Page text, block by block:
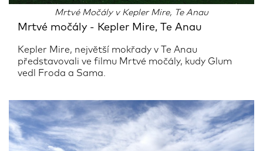
Mrtvé Močály v Kepler Mire, Te Anau
Mrtvé močály - Kepler Mire, Te Anau
Kepler Mire, největší mokřady v Te Anau
představovali ve filmu Mrtvé močály, kudy Glum
vedl Froda a Sama.